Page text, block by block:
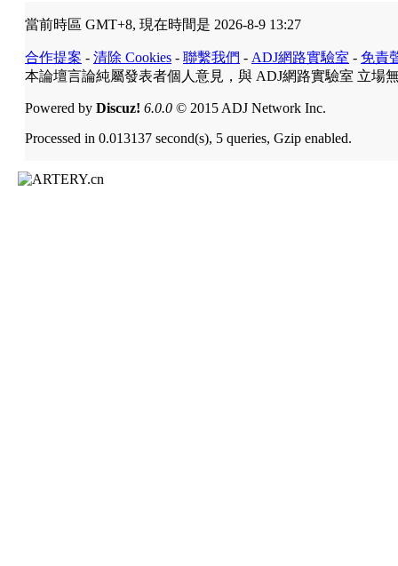
當前時區 GMT+8, 現在時間是 2026-8-9 13:27
合作提案 - 清除 Cookies - 聯繫我們 - ADJ網路實驗室 - 免責
本論壇言論純屬發表者個人意見，與 ADJ網路實驗室 立場
Powered by Discuz! 6.0.0 © 2015 ADJ Network Inc.
Processed in 0.013137 second(s), 5 queries, Gzip enabled.